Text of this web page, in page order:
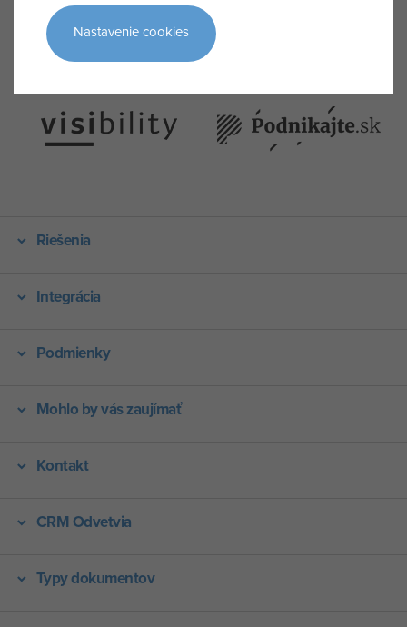
Riešenia
Integrácia
Podmienky
Mohlo by vás zaujímať
Kontakt
CRM Odvetvia
Typy dokumentov
Nastavenie cookies